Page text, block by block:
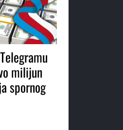
milijun
spornog